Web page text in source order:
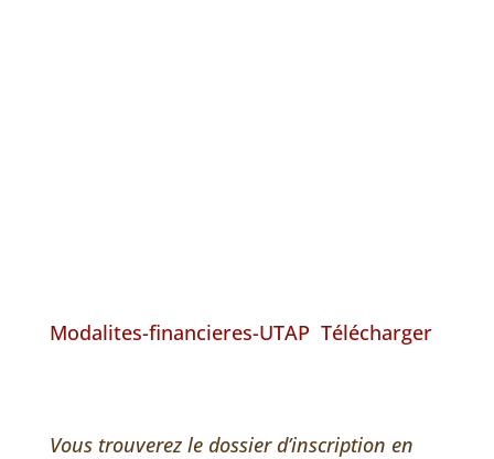
Modalites-financieres-UTAP Télécharger
Vous trouverez le dossier d’inscription en